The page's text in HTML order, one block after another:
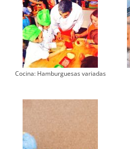
Cocina: Hamburguesas variadas